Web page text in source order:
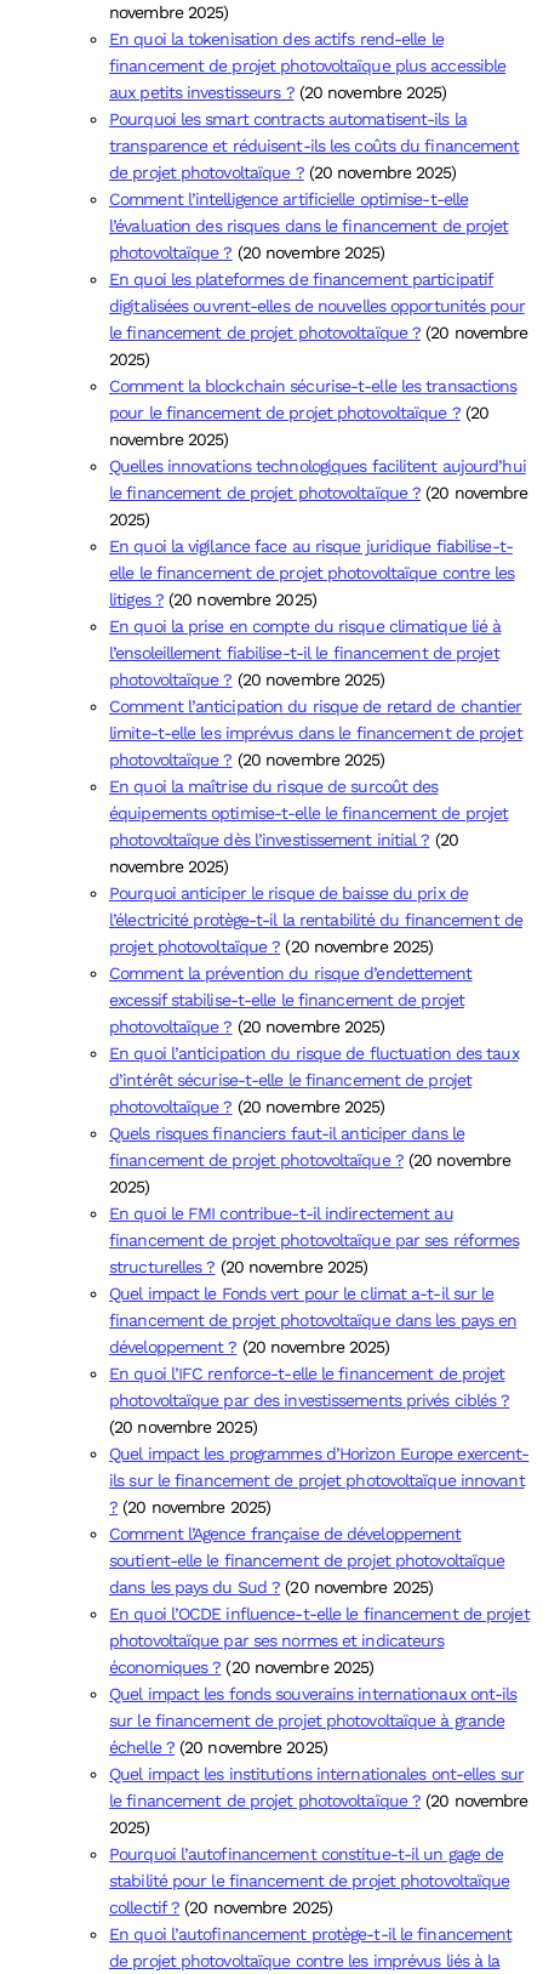
novembre 2025)
En quoi la tokenisation des actifs rend-elle le
financement de projet photovoltaïque plus accessible
aux petits investisseurs ? (20 novembre 2025)
Pourquoi les smart contracts automatisent-ils la
transparence et réduisent-ils les coûts du financement
de projet photovoltaïque ? (20 novembre 2025)
Comment l’intelligence artificielle optimise-t-elle
l’évaluation des risques dans le financement de projet
photovoltaïque ? (20 novembre 2025)
En quoi les plateformes de financement participatif
digitalisées ouvrent-elles de nouvelles opportunités pour
le financement de projet photovoltaïque ? (20 novembre
2025)
Comment la blockchain sécurise-t-elle les transactions
pour le financement de projet photovoltaïque ? (20
novembre 2025)
Quelles innovations technologiques facilitent aujourd’hui
le financement de projet photovoltaïque ? (20 novembre
2025)
En quoi la vigilance face au risque juridique fiabilise-t-
elle le financement de projet photovoltaïque contre les
litiges ? (20 novembre 2025)
En quoi la prise en compte du risque climatique lié à
l’ensoleillement fiabilise-t-il le financement de projet
photovoltaïque ? (20 novembre 2025)
Comment l’anticipation du risque de retard de chantier
limite-t-elle les imprévus dans le financement de projet
photovoltaïque ? (20 novembre 2025)
En quoi la maîtrise du risque de surcoût des
équipements optimise-t-elle le financement de projet
photovoltaïque dès l’investissement initial ? (20
novembre 2025)
Pourquoi anticiper le risque de baisse du prix de
l’électricité protège-t-il la rentabilité du financement de
projet photovoltaïque ? (20 novembre 2025)
Comment la prévention du risque d’endettement
excessif stabilise-t-elle le financement de projet
photovoltaïque ? (20 novembre 2025)
En quoi l’anticipation du risque de fluctuation des taux
d’intérêt sécurise-t-elle le financement de projet
photovoltaïque ? (20 novembre 2025)
Quels risques financiers faut-il anticiper dans le
financement de projet photovoltaïque ? (20 novembre
2025)
En quoi le FMI contribue-t-il indirectement au
financement de projet photovoltaïque par ses réformes
structurelles ? (20 novembre 2025)
Quel impact le Fonds vert pour le climat a-t-il sur le
financement de projet photovoltaïque dans les pays en
développement ? (20 novembre 2025)
En quoi l’IFC renforce-t-elle le financement de projet
photovoltaïque par des investissements privés ciblés ?
(20 novembre 2025)
Quel impact les programmes d’Horizon Europe exercent-
ils sur le financement de projet photovoltaïque innovant
? (20 novembre 2025)
Comment l’Agence française de développement
soutient-elle le financement de projet photovoltaïque
dans les pays du Sud ? (20 novembre 2025)
En quoi l’OCDE influence-t-elle le financement de projet
photovoltaïque par ses normes et indicateurs
économiques ? (20 novembre 2025)
Quel impact les fonds souverains internationaux ont-ils
sur le financement de projet photovoltaïque à grande
échelle ? (20 novembre 2025)
Quel impact les institutions internationales ont-elles sur
le financement de projet photovoltaïque ? (20 novembre
2025)
Pourquoi l’autofinancement constitue-t-il un gage de
stabilité pour le financement de projet photovoltaïque
collectif ? (20 novembre 2025)
En quoi l’autofinancement protège-t-il le financement
de projet photovoltaïque contre les imprévus liés à la